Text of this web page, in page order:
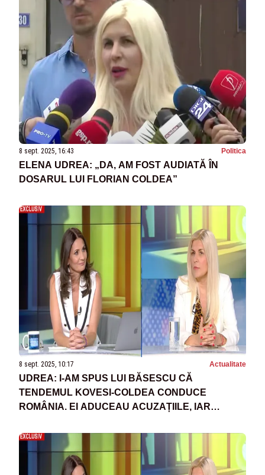
8 sept. 2025, 16:43 Politica
ELENA UDREA: „DA, AM FOST AUDIATĂ ÎN
DOSARUL LUI FLORIAN COLDEA”
8 sept. 2025, 10:17 Actualitate
UDREA: I-AM SPUS LUI BĂSESCU CĂ
TENDEMUL KOVESI-COLDEA CONDUCE
ROMÂNIA. EI ADUCEAU ACUZAȚIILE, IAR